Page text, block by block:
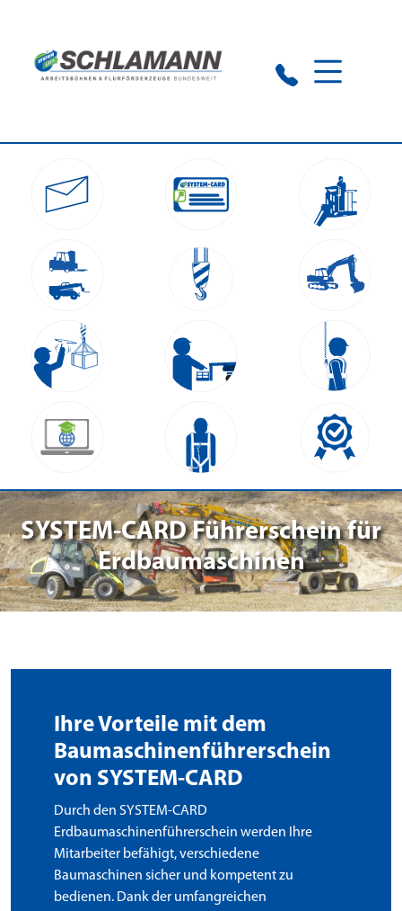
0 50 21-92 11 0-20
NL Bremen:0 42 1-83 06 06 0
SYSTEM-CARD Führerschein für
Erdbaumaschinen
Ihre Vorteile mit dem
Baumaschinenführerschein
von SYSTEM-CARD
Durch den SYSTEM-CARD
Erdbaumaschinenführerschein werden Ihre
Mitarbeiter befähigt, verschiedene
Baumaschinen sicher und kompetent zu
bedienen. Dank der umfangreichen